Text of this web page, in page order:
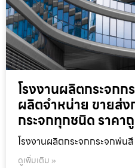
โรงงานผลิตกระจกก
ผลิตจำหน่าย ขายส่ง
กระจกทุกชนิด ราคา
โรงงานผลิตกระจกกระจกพ่นสี
ดูเพิ่มเติม »